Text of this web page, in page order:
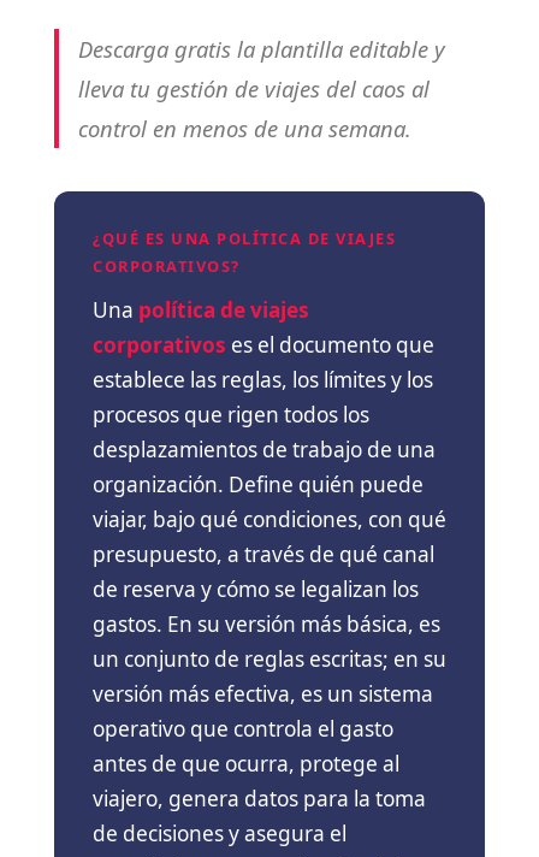
Descarga gratis la plantilla editable y
lleva tu gestión de viajes del caos al
control en menos de una semana.
¿QUÉ ES UNA POLÍTICA DE VIAJES
CORPORATIVOS?
Una política de viajes
corporativos es el documento que
establece las reglas, los límites y los
procesos que rigen todos los
desplazamientos de trabajo de una
organización. Define quién puede
viajar, bajo qué condiciones, con qué
presupuesto, a través de qué canal
de reserva y cómo se legalizan los
gastos. En su versión más básica, es
un conjunto de reglas escritas; en su
versión más efectiva, es un sistema
operativo que controla el gasto
antes de que ocurra, protege al
viajero, genera datos para la toma
de decisiones y asegura el